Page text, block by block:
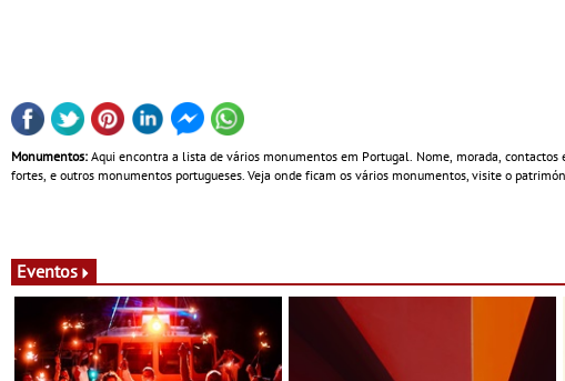
Monumentos: Aqui encontra a lista de vários monumentos em Portugal. Nome, morada,
fortes, e outros monumentos portugueses. Veja onde ficam os vários monumentos, visite o
Eventos